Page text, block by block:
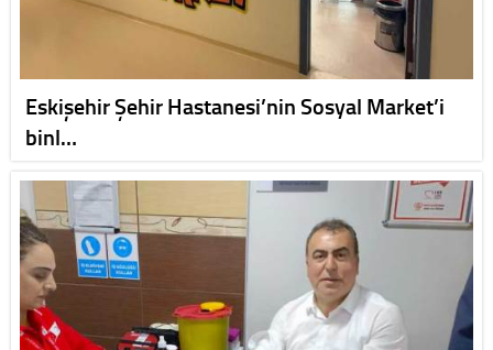
Eskişehir Şehir Hastanesi’nin Sosyal Market’i
binl…